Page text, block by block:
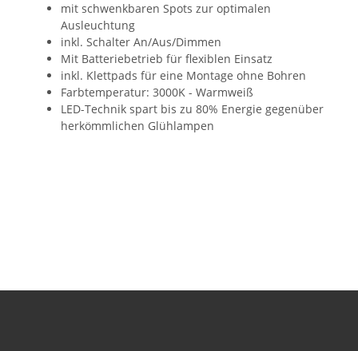
mit schwenkbaren Spots zur optimalen
Ausleuchtung
inkl. Schalter An/Aus/Dimmen
Mit Batteriebetrieb für flexiblen Einsatz
inkl. Klettpads für eine Montage ohne Bohren
Farbtemperatur: 3000K - Warmweiß
LED-Technik spart bis zu 80% Energie gegenüber
herkömmlichen Glühlampen